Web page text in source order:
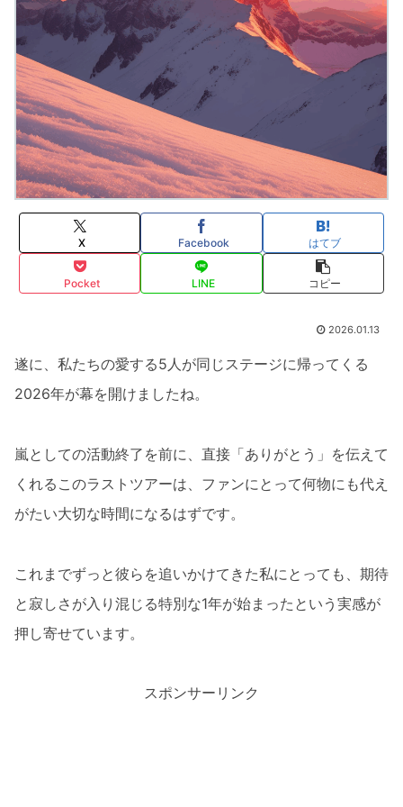
X Facebook はてブ
Pocket LINE コピー
2026.01.13
遂に、私たちの愛する5人が同じステージに帰ってくる
2026年が幕を開けましたね。
嵐としての活動終了を前に、直接「ありがとう」を伝えて
くれるこのラストツアーは、ファンにとって何物にも代え
がたい大切な時間になるはずです。
これまでずっと彼らを追いかけてきた私にとっても、期待
と寂しさが入り混じる特別な1年が始まったという実感が
押し寄せています。
スポンサーリンク